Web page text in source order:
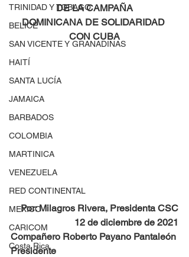
TRINIDAD Y TOBAGO
BELICE
SAN VICENTE Y GRANADINAS
HAITÍ
SANTA LUCÍA
JAMAICA
BARBADOS
COLOMBIA
MARTINICA
VENEZUELA
RED CONTINENTAL
MEXICO
CARICOM
Costa Rica
DE LA CAMPAÑA
DOMINICANA DE SOLIDARIDAD
CON CUBA
Por: Milagros Rivera, Presidenta CSC
12 de diciembre de 2021
Compañero Roberto Payano Pantaleón
Presidente